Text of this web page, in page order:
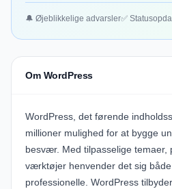
🔔 Øjeblikkelige advarsler✅
Om WordPress
WordPress, det førende
millioner mulighed for at bygge
besvær. Med tilpasselige temaer,
værktøjer henvender det sig
professionelle. WordPress